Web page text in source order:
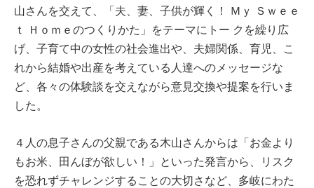
山さんを交えて、「夫、妻、子供が輝く！ Ｍｙ Ｓｗｅｅ
ｔ Ｈｏｍｅのつくりかた」をテーマにトー クを繰り広
げ、子育て中の女性の社会進出や、夫婦関係、育児、こ
れから結婚や出産を考えている人達へのメッセージな
ど、各々の体験談を交えながら意見交換や提案を行いま
した。
４人の息子さんの父親である木山さんからは「お金より
もお米、田んぼが欲しい！」といった発言から、リスク
を恐れずチャレンジすることの大切さなど、多岐にわた